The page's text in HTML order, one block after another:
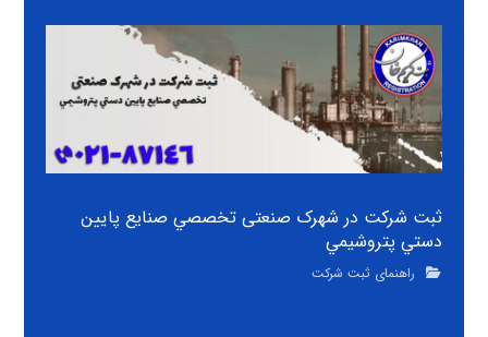
ثبت شرکت در شهرک صنعتی تخصصي صنايع پايين
دستي پتروشيمي
راهنمای ثبت شرکت